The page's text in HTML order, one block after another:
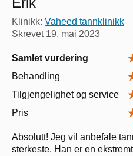
Klinikk: Vaheed tannklinikk
Skrevet 19. mai 2023
Samlet vurdering
Behandling
Tilgjengelighet og service
Pris
Absolutt! Jeg vil anbefale
sterkeste. Han er en